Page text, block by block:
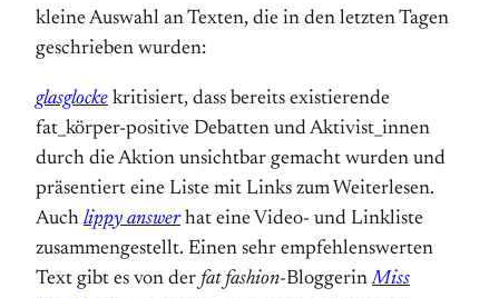
kleine Auswahl an Texten, die in den letzten Tagen
geschrieben wurden:
glasglocke kritisiert, dass bereits existierende
fat_körper-positive Debatten und Aktivist_innen
durch die Aktion unsichtbar gemacht wurden und
präsentiert eine Liste mit Links zum Weiterlesen.
Auch lippy answerhat eine Video- und Linkliste
zusammengestellt. Einen sehr empfehlenswerten
Text gibt es von der fat fashion-BloggerinMiss